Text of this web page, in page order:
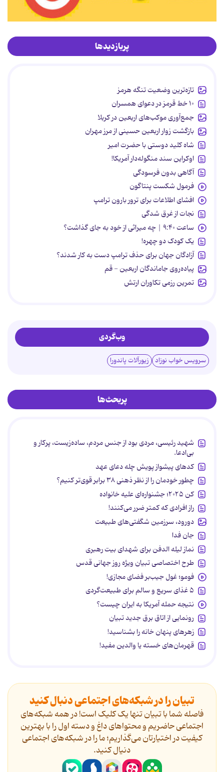
پربازدیدها
تازه‌ترین وضعیت تنگه هرمز
۱۰ خط قرمز در دعوای همسران
جمع‌آوری موکب‌های اربعین در کربلا
بازگشت زوار اربعین حسینی از مرز مهران
شاه کلید دوستی با حضرت امیر
اوکراین سند منگوله‌دار آمریکا!
آگاهی بدون فرسودگی
فرمول شکست پنتاگون
افشای اطلاعات برای ترور بارون ترامپ
نجات از غرق شدگی
ساعت ۹:۴۰ | چه میراثی از خود به جای گذاشت؟
یک کودک دو چهره!
آزادگان جهان برای حذف ترامپ دست به کار شدند؟
پیاده‌روی جاماندگان اربعین - قم
تمرین رزمی تکاوران ارتش
وب‌گردی
سرویس خواب نوزاد زیورآلات پاندورا
پربحث‌ها
شهید رئیسی، مردی بود از جنس مردم، ساده‌زیست، پرکار و
بی‌ادعا.
کدهای پیشواز پویش چله دعای عهد
چطور خودمان را از نظر ذهنی ۳۸ برابر قوی‌تر کنیم؟
کن ۲۰۲۵؛ جشنواره‌ای علیه خانواده
راز افرادی که کمتر ضرر می‌کنند!
دورود، سرزمین شگفتی‌های طبیعت
جان فدا
نماز لیله الدفن برای شهدای بیت رهبری
طرح اختصاصی تبیان ویژه روز جهانی قدس
فومو؛ غول جیب‌بر فضای مجازی!
۵ غذای سریع و سالم برای طبیعت‌گردی
نتیجه حمله آمریکا به ایران چیست؟
رونمایی از اتاق برق جدید تبیان
زهرهای پنهان خانه را بشناسید!
قهرمان‌های خسته یا والدین مفید!
تبیان را در شبکه‌های اجتماعی دنبال کنید
فاصله شما با تبیان تنها یک کلیک است! در همه شبکه‌های
اجتماعی حاضریم و محتواهای داغ و دسته اول را با بهترین
کیفیت در اختیارتان می‌گذاریم؛ ما را در شبکه‌های اجتماعی
دنیال کنید.